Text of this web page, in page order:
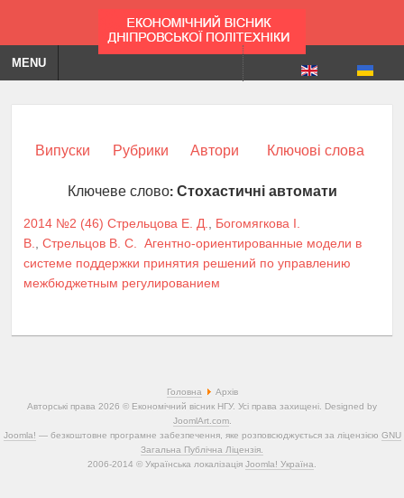
MENU
Випуски Рубрики Автори Ключові слова
Ключеве слово:Стохастичні автомати
2014 №2 (46) Стрельцова Е. Д.
Богомягкова І.
В.
Стрельцов В. С.
Агентно-ориентированные модели в
системе поддержки принятия решений по управлению
межбюджетным регулированием
Головна
Архів
Авторські права 2026 © Економічний вісник НГУ. Усі права захищені. Designed by
JoomlArt.com.
Joomla! — безкоштовне програмне забезпечення, яке розповсюджується за ліцензією GNU
Загальна Публічна Ліцензія.
2006-2014 © Українська локалізація Joomla! Україна